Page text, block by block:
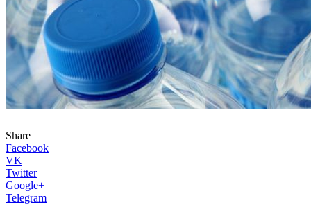
Share
Facebook
VK
Twitter
Google+
Telegram